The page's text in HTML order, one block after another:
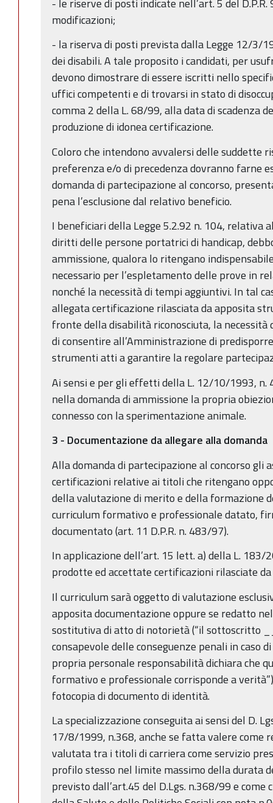
modificazioni;
- la riserva di posti prevista dalla Legge 12/3/
dei disabili. A tale proposito i candidati, per
devono dimostrare di essere iscritti nello
uffici competenti e di trovarsi in stato di
comma 2 della L. 68/99, alla data di scadenza
produzione di idonea certificazione.
Coloro che intendono avvalersi delle suddette
preferenza e/o di precedenza dovranno farne
domanda di partecipazione al concorso,
pena l’esclusione dal relativo beneficio.
I beneficiari della Legge 5.2.92 n. 104, relativa
diritti delle persone portatrici di handicap,
ammissione, qualora lo ritengano
necessario per l’espletamento delle prove in
nonché la necessità di tempi aggiuntivi. In tal
allegata certificazione rilasciata da apposita
fronte della disabilità riconosciuta, la
di consentire all’Amministrazione di
strumenti atti a garantire la regolare
Ai sensi e per gli effetti della L. 12/10/1993, n.
nella domanda di ammissione la propria
connesso con la sperimentazione animale.
3 - Documentazione da allegare alla domanda
Alla domanda di partecipazione al concorso
certificazioni relative ai titoli che ritengano
della valutazione di merito e della formazione
curriculum formativo e professionale datato,
documentato (art. 11 D.P.R. n. 483/97).
In applicazione dell’art. 15 lett. a) della L. 183/
prodotte ed accettate certificazioni rilasciate
Il curriculum sarà oggetto di valutazione
apposita documentazione oppure se redatto
sostitutiva di atto di notorietà (“il
consapevole delle conseguenze penali in caso
propria personale responsabilità dichiara che
formativo e professionale corrisponde a
fotocopia di documento di identità.
La specializzazione conseguita ai sensi del D.
17/8/1999, n.368, anche se fatta valere come
valutata tra i titoli di carriera come servizio
profilo stesso nel limite massimo della durata
previsto dall’art.45 del D.Lgs. n.368/99 e